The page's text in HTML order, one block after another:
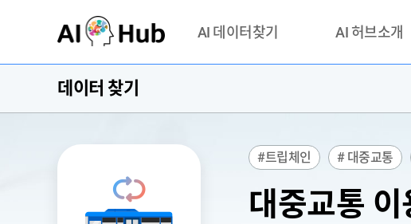
AI 데이터찾기
기관 제공 데이터
AI 허브 오픈 API
AI 허브소개
안심존이란?
이용정책
데이터 찾기
#트립체인 # 대중교통
대중교통 이